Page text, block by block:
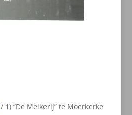
/ 1) “De Melkerij” te Moerkerke